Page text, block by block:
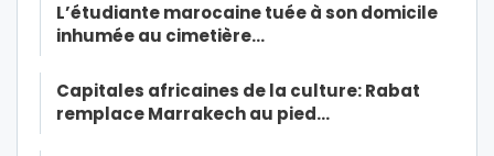
L’étudiante marocaine tuée à son domicile
inhumée au cimetière…
Capitales africaines de la culture: Rabat
remplace Marrakech au pied…